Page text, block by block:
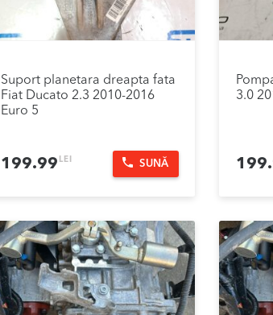
Suport planetara dreapta fata
Fiat Ducato 2.3 2010-2016
Euro 5
199.99 LEI SUNĂ
3.0